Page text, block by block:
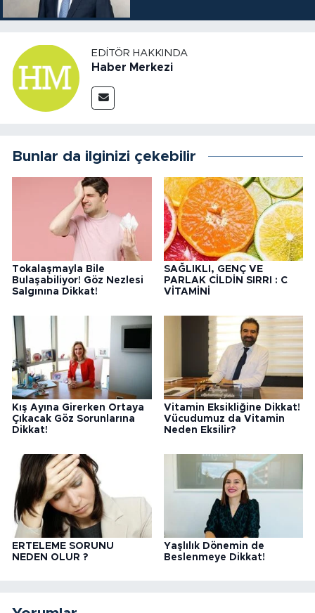
EDITÖR HAKKINDA
Haber Merkezi
Bunlar da ilginizi çekebilir
Tokalaşmayla Bile
Bulaşabiliyor! Göz Nezlesi
Salgınına Dikkat!
SAĞLIKLI, GENÇ VE
PARLAK CİLDİN SIRRI : C
VİTAMİNİ
Kış Ayına Girerken Ortaya
Çıkacak Göz Sorunlarına
Dikkat!
Vitamin Eksikliğine Dikkat!
Vücudumuz da Vitamin
Neden Eksilir?
ERTELEME SORUNU
NEDEN OLUR ?
Yaşlılık Dönemin de
Beslenmeye Dikkat!